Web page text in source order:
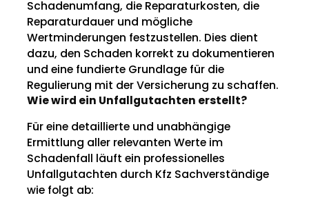
Schadenumfang, die Reparaturkosten, die
Reparaturdauer und mögliche
Wertminderungen festzustellen. Dies dient
dazu, den Schaden korrekt zu dokumentieren
und eine fundierte Grundlage für die
Regulierung mit der Versicherung zu schaffen.
Wie wird ein Unfallgutachten erstellt?
Für eine detaillierte und unabhängige
Ermittlung aller relevanten Werte im
Schadenfall läuft ein professionelles
Unfallgutachten durch Kfz Sachverständige
wie folgt ab: